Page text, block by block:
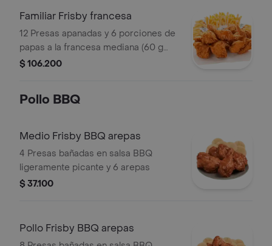
Familiar Frisby francesa
12 Presas apanadas y 6 porciones de
papas a la francesa mediana (60 g
und)
$ 106.200
Pollo BBQ
Medio Frisby BBQ arepas
4 Presas bañadas en salsa BBQ
ligeramente picante y 6 arepas
$ 37.100
Pollo Frisby BBQ arepas